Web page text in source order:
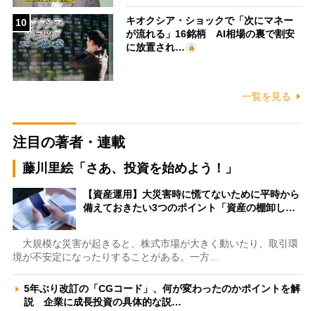
10
キオクシア・ショックで「次にマネー
が流れる」16銘柄 AI相場の裏で割安
に放置され…
一覧を見る
注目の著者・連載
藤川里絵「さあ、投資を始めよう！」
【資産運用】大災害時に慌てないために平時から
備えておきたい3つのポイント「資産の棚卸し…
大規模な災害が起きると、株式市場が大きく動いたり、取引環
境が不安定になったりすることがある。一方…
5年ぶり改訂の「CGコード」、何が変わったのかポイントを解
説 企業に成長投資の具体的な説…